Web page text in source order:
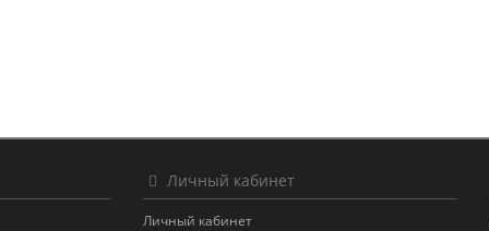
Личный кабинет
Личный кабинет